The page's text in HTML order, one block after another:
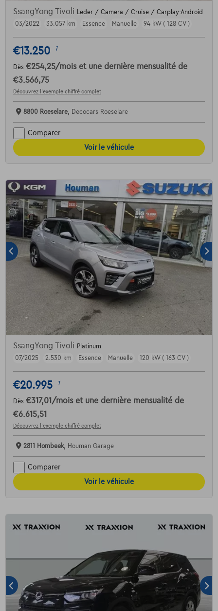
SsangYong Tivoli
Leder / Camera / Cruise / Carplay-Android
03/2022
33.057 km Essence Manuelle 94 kW ( 128 CV )
€13.250 1
Dès €254,25/mois et une dernière mensualité de
€3.566,75
Découvrez l’exemple chiffré complet
8800 Roeselare, Decocars Roeselare
Comparer
Voir le véhicule
SsangYong Tivoli Platinum
07/2025
2.530 km Essence Manuelle 120 kW ( 163 CV )
€20.995 1
Dès €317,01 /mois et une dernière mensualité de
€6.615,51
Découvrez l’exemple chiffré complet
2811 Hombeek, Houman Garage
Comparer
Voir le véhicule